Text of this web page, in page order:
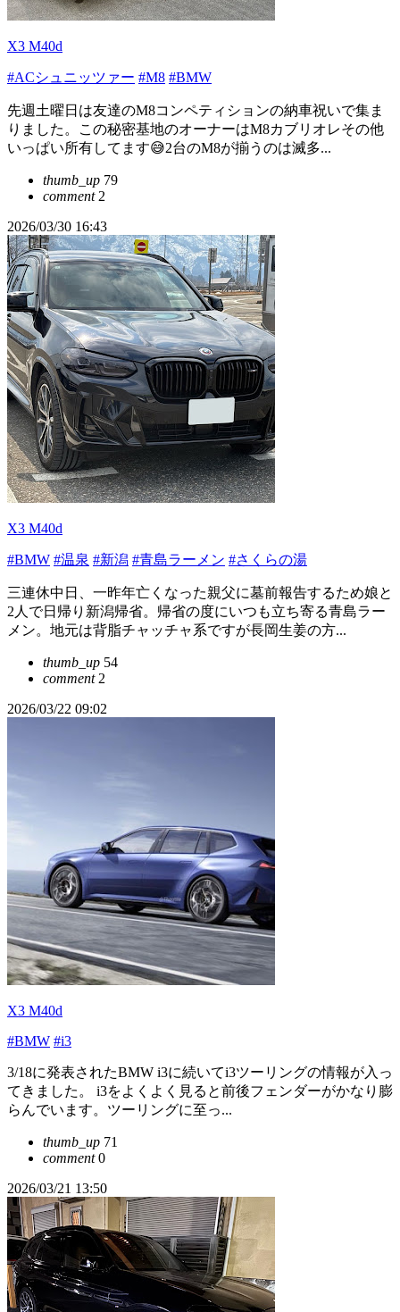
X3 M40d
#ACシュニッツァー #M8 #BMW
先週土曜日は友達のM8コンペティションの納車祝いで集ま
りました。この秘密基地のオーナーはM8カブリオレその他
いっぱい所有してます😅2台のM8が揃うのは滅多...
thumb_up 79
comment2
2026/03/30 16:43
X3 M40d
#BMW #温泉 #新潟 #青島ラーメン #さくらの湯
三連休中日、一昨年亡くなった親父に墓前報告するため娘と
2人で日帰り新潟帰省。帰省の度にいつも立ち寄る青島ラー
メン。地元は背脂チャッチャ系ですが長岡生姜の方...
thumb_up 54
comment2
2026/03/22 09:02
X3 M40d
#BMW #i3
3/18に発表されたBMW i3に続いてi3ツーリングの情報が入っ
てきました。 i3をよくよく見ると前後フェンダーがかなり膨
らんでいます。ツーリングに至っ...
thumb_up 71
comment0
2026/03/21 13:50